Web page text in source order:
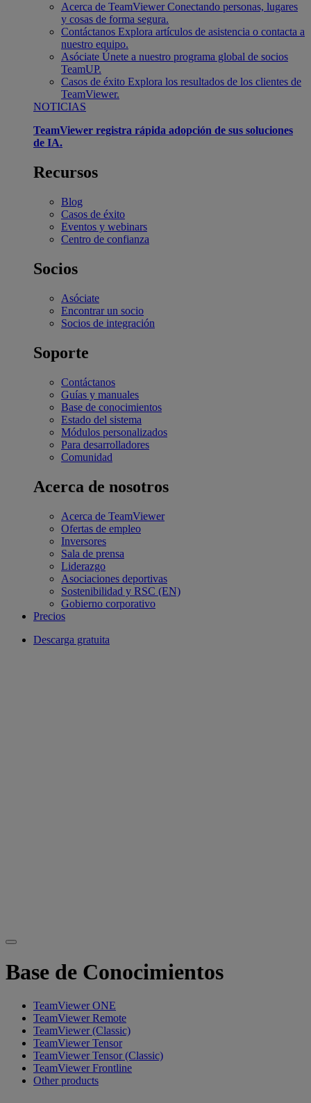
Acerca de TeamViewer Conectando personas, lugares
y cosas de forma segura.
Contáctanos Explora artículos de asistencia o contacta a
nuestro equipo.
Asóciate Únete a nuestro programa global de socios
TeamUP.
Casos de éxito Explora los resultados de los clientes de
TeamViewer.
NOTICIAS
TeamViewer registra rápida adopción de sus soluciones
de IA.
Recursos
Blog
Casos de éxito
Eventos y webinars
Centro de confianza
Socios
Asóciate
Encontrar un socio
Socios de integración
Soporte
Contáctanos
Guías y manuales
Base de conocimientos
Estado del sistema
Módulos personalizados
Para desarrolladores
Comunidad
Acerca de nosotros
Acerca de TeamViewer
Ofertas de empleo
Inversores
Sala de prensa
Liderazgo
Asociaciones deportivas
Sostenibilidad y RSC (EN)
Gobierno corporativo
Precios
Descarga gratuita
Base de Conocimientos
TeamViewer ONE
TeamViewer Remote
TeamViewer (Classic)
TeamViewer Tensor
TeamViewer Tensor (Classic)
TeamViewer Frontline
Other products